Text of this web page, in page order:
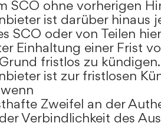
SCO ohne vorherigen
ist darüber hinaus
SCO oder von Teilen
Einhaltung einer Frist
fristlos zu kündigen.
ist zur fristlosen
Zweifel an der
Verbindlichkeit des